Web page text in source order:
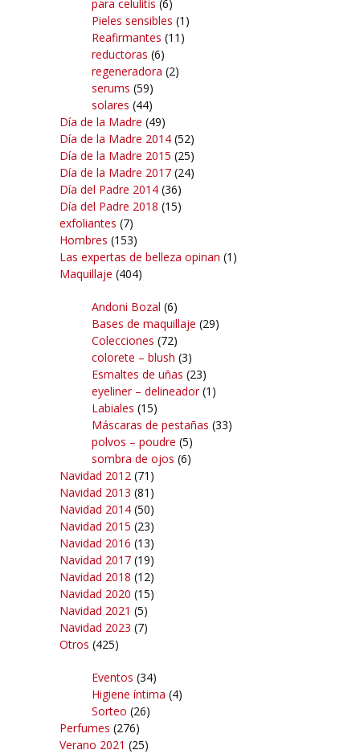
para celulitis (6)
Pieles sensibles (1)
Reafirmantes (11)
reductoras (6)
regeneradora (2)
serums (59)
solares (44)
Día de la Madre (49)
Día de la Madre 2014 (52)
Día de la Madre 2015 (25)
Día de la Madre 2017 (24)
Día del Padre 2014 (36)
Día del Padre 2018 (15)
exfoliantes (7)
Hombres (153)
Las expertas de belleza opinan (1)
Maquillaje (404)
Andoni Bozal (6)
Bases de maquillaje (29)
Colecciones (72)
colorete – blush (3)
Esmaltes de uñas (23)
eyeliner – delineador(1)
Labiales (15)
Máscaras de pestañas (33)
polvos – poudre (5)
sombra de ojos (6)
Navidad 2012 (71)
Navidad 2013 (81)
Navidad 2014 (50)
Navidad 2015 (23)
Navidad 2016 (13)
Navidad 2017 (19)
Navidad 2018 (12)
Navidad 2020 (15)
Navidad 2021 (5)
Navidad 2023 (7)
Otros (425)
Eventos (34)
Higiene íntima (4)
Sorteo (26)
Perfumes (276)
Verano 2021 (25)